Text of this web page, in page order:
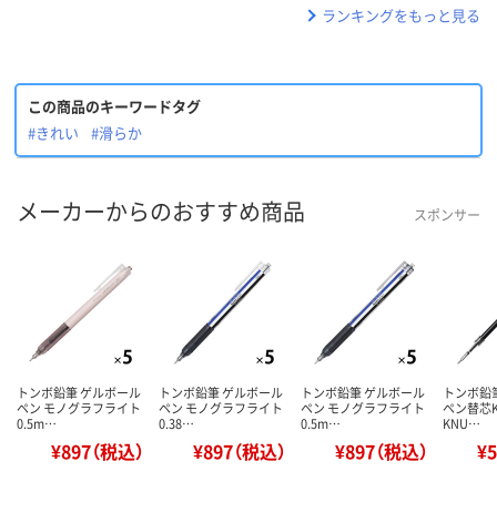
ランキングをもっと見る
この商品のキーワードタグ
#きれい
#滑らか
メーカーからのおすすめ商品 スポンサー
トンボ鉛筆 ゲルボール
ペン モノグラフライト
0.5m…
¥897（税込）
トンボ鉛筆 ゲルボール
ペン モノグラフライト
0.38…
¥897（税込）
トンボ鉛筆 ゲルボール
ペン モノグラフライト
0.5m…
¥897（税込）
トンボ鉛
ペン替芯
KNU…